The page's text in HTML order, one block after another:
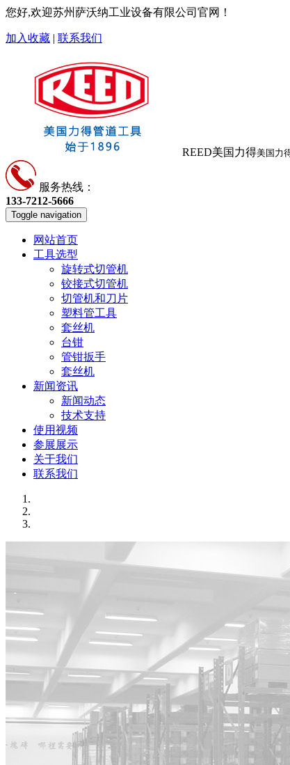
您好,欢迎苏州萨沃纳工业设备有限公司官网！
加入收藏 | 联系我们
REED美国力得美国力
服务热线：
133-7212-5666
Toggle navigation
网站首页
工具选型
旋转式切管机
铰接式切管机
切管机和刀片
塑料管工具
套丝机
台钳
管钳扳手
套丝机
新闻资讯
新闻动态
技术支持
使用视频
参展展示
关于我们
联系我们